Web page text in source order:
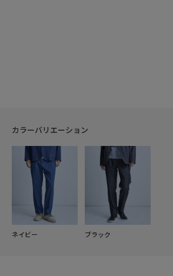
カラーバリエーション
ネイビー ブラック